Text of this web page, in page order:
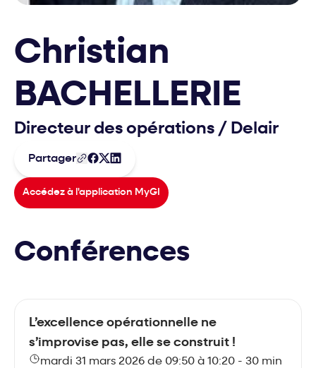
Christian
BACHELLERIE
Directeur des opérations / Delair
Partager
Accédez à l'application MyGI
Conférences
L’excellence opérationnelle ne
s’improvise pas, elle se construit !
mardi 31 mars 2026 de 09:50 à 10:20 - 30 min